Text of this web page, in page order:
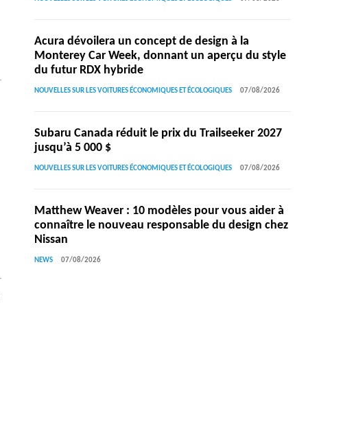
Acura dévoilera un concept de design à la
Monterey Car Week, donnant un aperçu du style
du futur RDX hybride
NOUVELLES SUR LES VOITURES ÉCONOMIQUES ET ÉCOLOGIQUES 07/08/2026
Subaru Canada réduit le prix du Trailseeker 2027
jusqu’à 5 000 $
NOUVELLES SUR LES VOITURES ÉCONOMIQUES ET ÉCOLOGIQUES 07/08/2026
Matthew Weaver : 10 modèles pour vous aider à
connaître le nouveau responsable du design chez
Nissan
NEWS 07/08/2026